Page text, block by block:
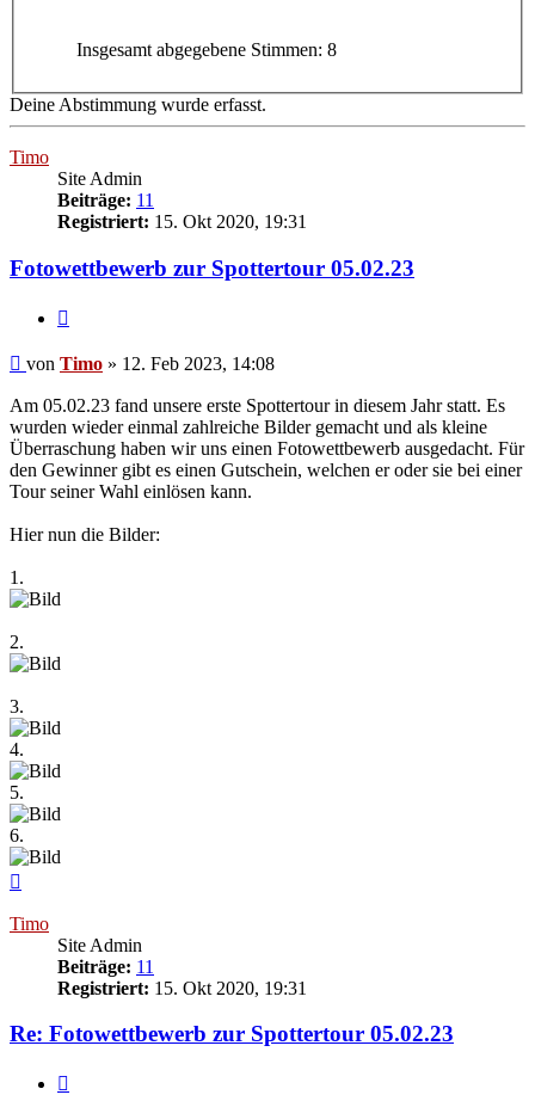
Insgesamt abgegebene Stimmen: 8
Deine Abstimmung wurde erfasst.
Timo
Site Admin
Beiträge: 11
Registriert: 15. Okt 2020, 19:31
Fotowettbewerb zur Spottertour 05.02.23
Beitrag
von Timo » 12. Feb 2023, 14:08
Am 05.02.23 fand unsere erste Spottertour in diesem Jahr statt. Es
wurden wieder einmal zahlreiche Bilder gemacht und als kleine
Überraschung haben wir uns einen Fotowettbewerb ausgedacht. Für
den Gewinner gibt es einen Gutschein, welchen er oder sie bei einer
Tour seiner Wahl einlösen kann.
Hier nun die Bilder:
1.
2.
3.
4.
5.
6.
Timo
Site Admin
Beiträge: 11
Registriert: 15. Okt 2020, 19:31
Re: Fotowettbewerb zur Spottertour 05.02.23